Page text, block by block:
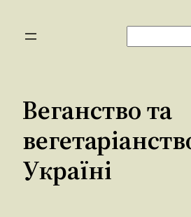
Веганство та
Україні